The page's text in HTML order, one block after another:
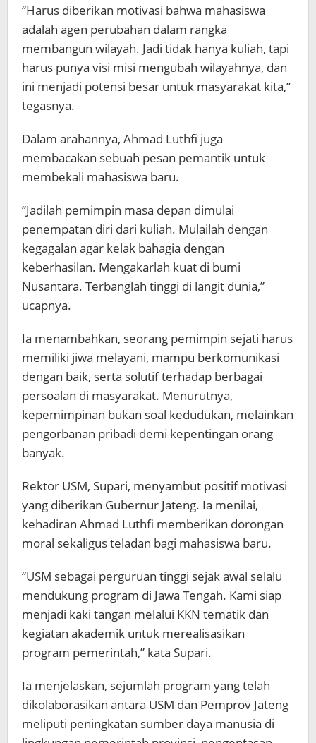
“Harus diberikan motivasi bahwa mahasiswa
adalah agen perubahan dalam rangka
membangun wilayah. Jadi tidak hanya kuliah, tapi
harus punya visi misi mengubah wilayahnya, dan
ini menjadi potensi besar untuk masyarakat kita,”
tegasnya.
Dalam arahannya, Ahmad Luthfi juga
membacakan sebuah pesan pemantik untuk
membekali mahasiswa baru.
“Jadilah pemimpin masa depan dimulai
penempatan diri dari kuliah. Mulailah dengan
kegagalan agar kelak bahagia dengan
keberhasilan. Mengakarlah kuat di bumi
Nusantara. Terbanglah tinggi di langit dunia,”
ucapnya.
Ia menambahkan, seorang pemimpin sejati harus
memiliki jiwa melayani, mampu berkomunikasi
dengan baik, serta solutif terhadap berbagai
persoalan di masyarakat. Menurutnya,
kepemimpinan bukan soal kedudukan, melainkan
pengorbanan pribadi demi kepentingan orang
banyak.
Rektor USM, Supari, menyambut positif motivasi
yang diberikan Gubernur Jateng. Ia menilai,
kehadiran Ahmad Luthfi memberikan dorongan
moral sekaligus teladan bagi mahasiswa baru.
“USM sebagai perguruan tinggi sejak awal selalu
mendukung program di Jawa Tengah. Kami siap
menjadi kaki tangan melalui KKN tematik dan
kegiatan akademik untuk merealisasikan
program pemerintah,” kata Supari.
Ia menjelaskan, sejumlah program yang telah
dikolaborasikan antara USM dan Pemprov Jateng
meliputi peningkatan sumber daya manusia di